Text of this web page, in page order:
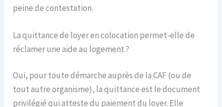
peine de contestation.
La quittance de loyer en colocation permet-elle de
réclamer une aide au logement ?
Oui, pour toute démarche auprès de la CAF (ou de
tout autre organisme), la quittance est le document
privilégié qui atteste du paiement du loyer. Elle